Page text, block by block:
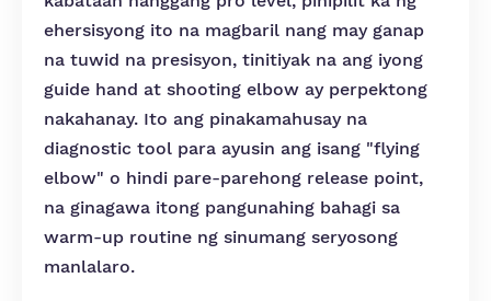
ehersisyong ito na magbaril nang may ganap
na tuwid na presisyon, tinitiyak na ang iyong
guide hand at shooting elbow ay perpektong
nakahanay. Ito ang pinakamahusay na
diagnostic tool para ayusin ang isang "flying
elbow" o hindi pare-parehong release point,
na ginagawa itong pangunahing bahagi sa
warm-up routine ng sinumang seryosong
manlalaro.